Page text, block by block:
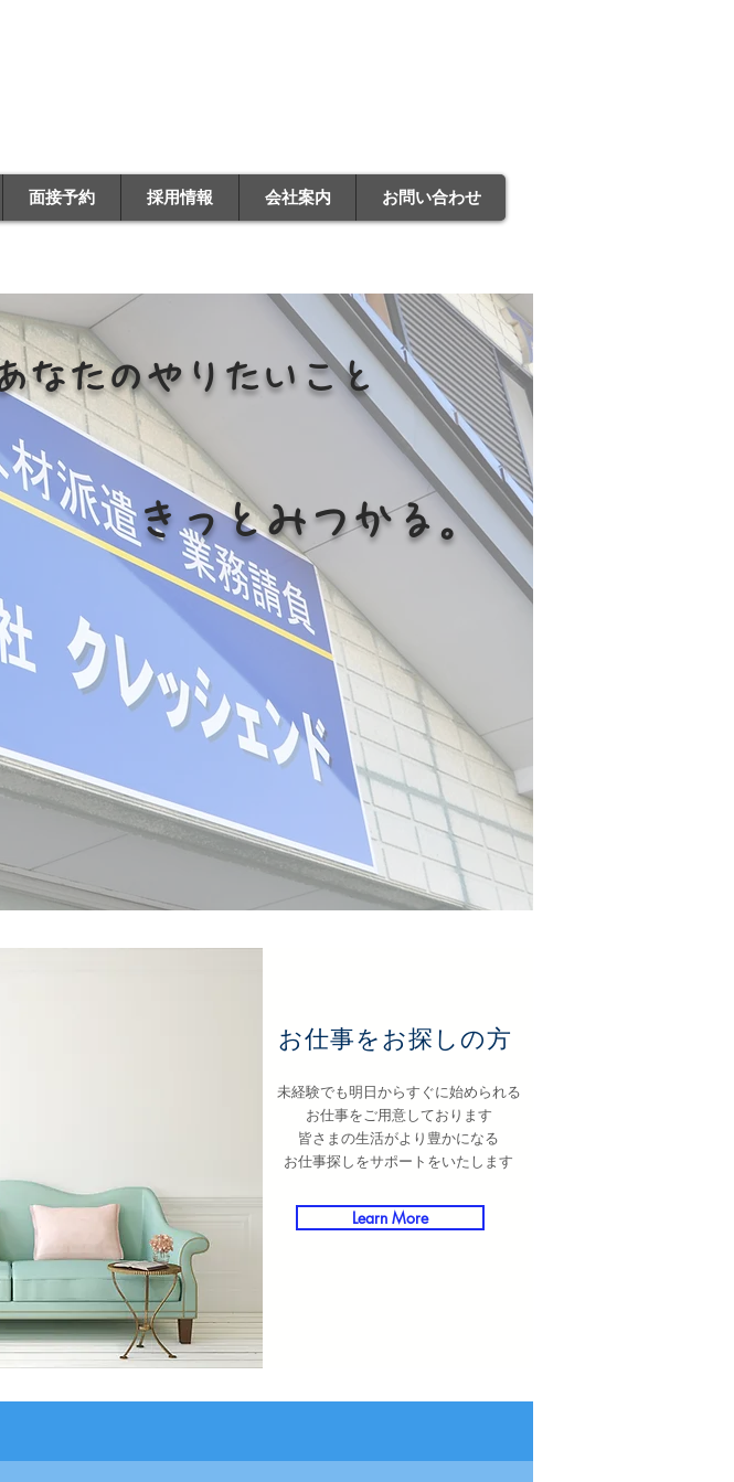
面接予約 採用情報 会社案内 お問い合わせ
なたのやりたいこと
​きっとみつかる。
お仕事をお探しの方
未経験でも明日からすぐに始められる
​お仕事をご用意しております
​皆さまの生活がより豊かになる
お仕事探しをサポートをいたします
Learn More